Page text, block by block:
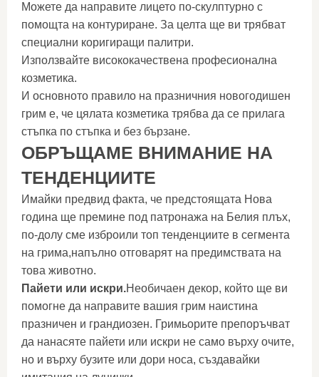
Можете да направите лицето по-скулптурно с
помощта на контуриране. За целта ще ви трябват
специални коригиращи палитри.
Използвайте висококачествена професионална
козметика.
И основното правило на празничния новогодишен
грим е, че цялата козметика трябва да се прилага
стъпка по стъпка и без бързане.
ОБРЪЩАМЕ ВНИМАНИЕ НА
ТЕНДЕНЦИИТЕ
Имайки предвид факта, че предстоящата Нова
година ще премине под патронажа на Белия плъх,
по-долу сме изброили топ тенденциите в сегмента
на грима,напълно отговарят на предимствата на
това животно.
Пайети или искри.Необичаен декор, който ще ви
помогне да направите вашия грим наистина
празничен и грандиозен. Гримьорите препоръчват
да нанасяте пайети или искри не само върху очите,
но и върху бузите или дори носа, създавайки